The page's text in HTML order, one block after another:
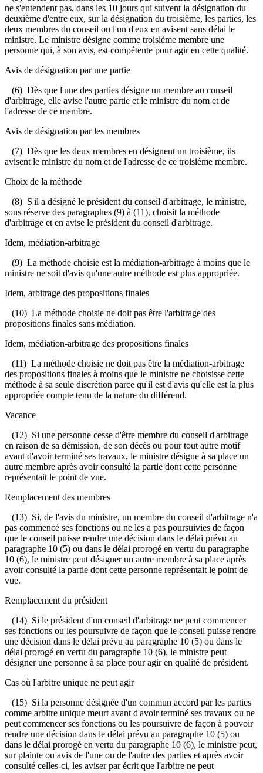
ne s'entendent pas, dans les 10 jours qui suivent la désignation du
deuxième d'entre eux, sur la désignation du troisième, les parties, les
deux membres du conseil ou l'un d'eux en avisent sans délai le
ministre. Le ministre désigne comme troisième membre une
personne qui, à son avis, est compétente pour agir en cette qualité.
Avis de désignation par une partie
(6) Dès que l'une des parties désigne un membre au conseil
d'arbitrage, elle avise l'autre partie et le ministre du nom et de
l'adresse de ce membre.
Avis de désignation par les membres
(7) Dès que les deux membres en désignent un troisième, ils
avisent le ministre du nom et de l'adresse de ce troisième membre.
Choix de la méthode
(8) S'il a désigné le président du conseil d'arbitrage, le ministre,
sous réserve des paragraphes (9) à (11), choisit la méthode
d'arbitrage et en avise le président du conseil d'arbitrage.
Idem, médiation-arbitrage
(9) La méthode choisie est la médiation-arbitrage à moins que le
ministre ne soit d'avis qu'une autre méthode est plus appropriée.
Idem, arbitrage des propositions finales
(10) La méthode choisie ne doit pas être l'arbitrage des
propositions finales sans médiation.
Idem, médiation-arbitrage des propositions finales
(11) La méthode choisie ne doit pas être la médiation-arbitrage
des propositions finales à moins que le ministre ne choisisse cette
méthode à sa seule discrétion parce qu'il est d'avis qu'elle est la plus
appropriée compte tenu de la nature du différend.
Vacance
(12) Si une personne cesse d'être membre du conseil d'arbitrage
en raison de sa démission, de son décès ou pour tout autre motif
avant d'avoir terminé ses travaux, le ministre désigne à sa place un
autre membre après avoir consulté la partie dont cette personne
représentait le point de vue.
Remplacement des membres
(13) Si, de l'avis du ministre, un membre du conseil d'arbitrage n'a
pas commencé ses fonctions ou ne les a pas poursuivies de façon
que le conseil puisse rendre une décision dans le délai prévu au
paragraphe 10 (5) ou dans le délai prorogé en vertu du paragraphe
10 (6), le ministre peut désigner un autre membre à sa place après
avoir consulté la partie dont cette personne représentait le point de
vue.
Remplacement du président
(14) Si le président d'un conseil d'arbitrage ne peut commencer
ses fonctions ou les poursuivre de façon que le conseil puisse rendre
une décision dans le délai prévu au paragraphe 10 (5) ou dans le
délai prorogé en vertu du paragraphe 10 (6), le ministre peut
désigner une personne à sa place pour agir en qualité de président.
Cas où l'arbitre unique ne peut agir
(15) Si la personne désignée d'un commun accord par les parties
comme arbitre unique meurt avant d'avoir terminé ses travaux ou ne
peut commencer ses fonctions ou les poursuivre de façon à pouvoir
rendre une décision dans le délai prévu au paragraphe 10 (5) ou
dans le délai prorogé en vertu du paragraphe 10 (6), le ministre peut,
sur plainte ou avis de l'une ou de l'autre des parties et après avoir
consulté celles-ci, les aviser par écrit que l'arbitre ne peut